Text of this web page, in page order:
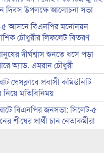
দিবস উপলক্ষে আলোচনা সভা
৫ আসনে বিএনপির মনোনয়ন
চৌধুরীর লিফলেট বিতরণ
দীর্ঘশ্বাস শুনতে ধসে পড়া
অ্যাড. এমরান চৌধুরী
প্রেসক্লাবে প্রবাসী কমিউনিটি
নিয়ে মতিবিনিময়
বিএনপির জনসভা: সিলেট-৫
শীষের প্রার্থী চান নেতাকর্মীরা